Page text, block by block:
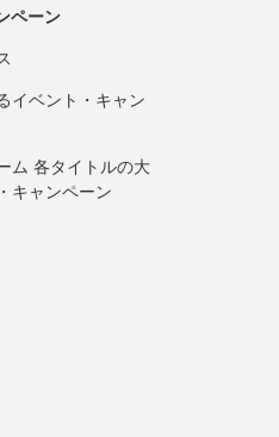
ペーン
イベント・キャン
ム 各タイトルの大
キャンペーン